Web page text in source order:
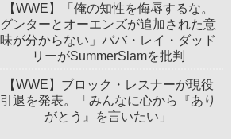
【WWE】「俺の知性を侮辱するな。
グンターとオーエンズが追加された意
味が分からない」ババ・レイ・ダッド
リーがSummerSlamを批判
【WWE】ブロック・レスナーが現役
引退を発表。「みんなに心から『あり
がとう』を言いたい」